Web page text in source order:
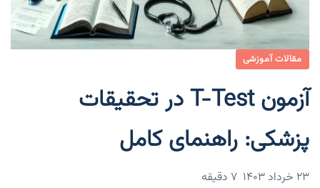
مقالات آموزشی
آزمون T-Test در تحقیقات
پزشکی: راهنمای کامل
۲۳ خرداد ۱۴۰۳